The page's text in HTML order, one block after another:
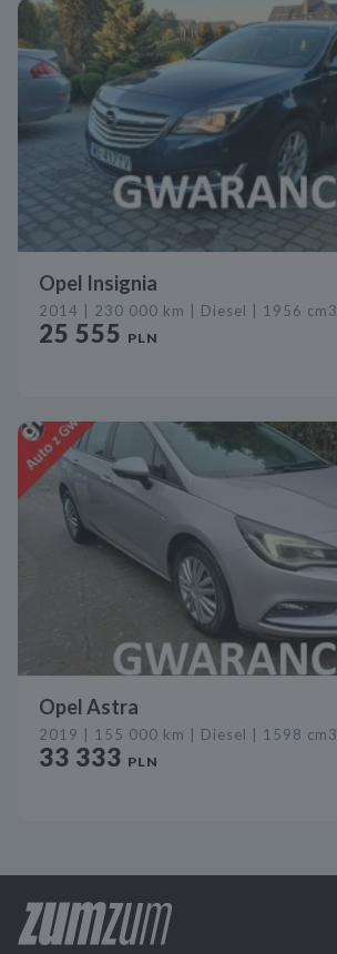
Opel Insignia
2014 | 230 000 km | Diesel | 1956 cm3
25 555 PLN
Opel Astra
2019 | 155 000 km | Diesel | 1598 cm3
33 333 PLN